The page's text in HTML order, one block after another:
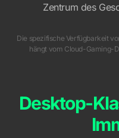
Zentrum des
Die spezifische Verfügbarkeit
hängt vom Cloud-Gaming-
Desktop-